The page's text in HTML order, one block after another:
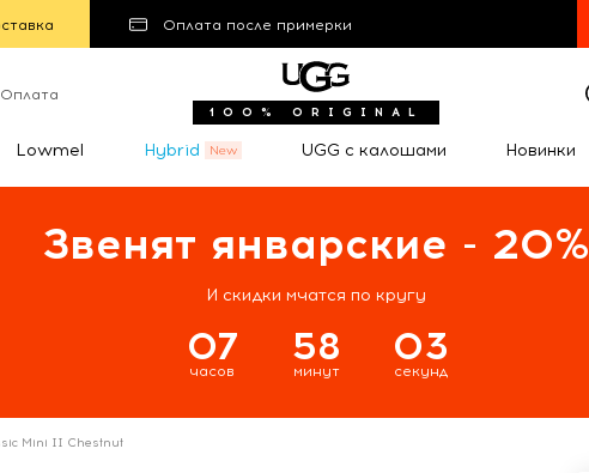
Оплата после примерки
Оплата
100% ORIGINAL
Lowmel Hybrid UGG с калошами Новинки
Звенят январские - 20%
И скидки мчатся по кругу
07
часов
58
минут
02
секунд
Mini II Chestnut